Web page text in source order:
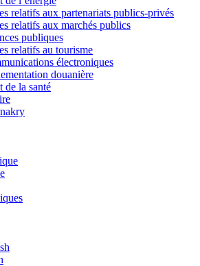
relatifs aux partenariats publics-privés
relatifs aux marchés publics
publiques
relatifs au tourisme
électroniques
douanière
de la santé